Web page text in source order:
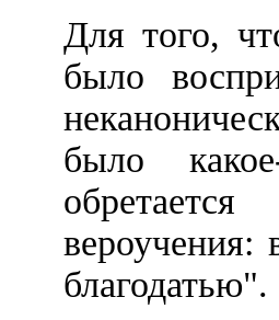
Для того,
было
было
вероучения:
благодатью".